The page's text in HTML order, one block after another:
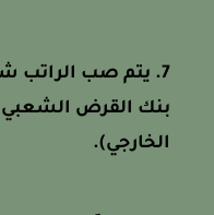
يتم صب الراتب
بنك القرض الشعبي
الخارجي).